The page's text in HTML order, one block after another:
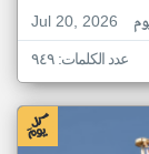
Jul 20, 2026
عدد الكلمات: ٩٤٩